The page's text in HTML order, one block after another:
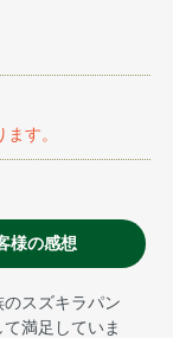
す。
様の感想
のスズキラパン
満足していま